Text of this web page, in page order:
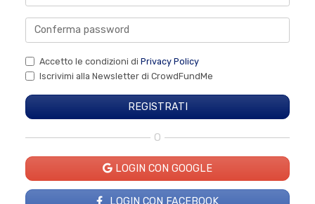
Accetto le condizioni di Privacy Policy
Iscrivimi alla Newsletter di CrowdFundMe
O
LOGIN CON GOOGLE
LOGIN CON FACEBOOK